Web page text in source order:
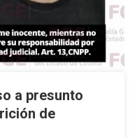
a presunto
de